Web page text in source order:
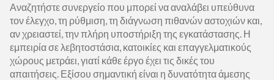
Αναζητήστε συνεργείο που μπορεί να αναλάβει υπεύθυνα
τον έλεγχο, τη ρύθμιση, τη διάγνωση πιθανών αστοχιών και,
αν χρειαστεί, την πλήρη υποστήριξη της εγκατάστασης. Η
εμπειρία σε λεβητοστάσια, κατοικίες και επαγγελματικούς
χώρους μετράει, γιατί κάθε έργο έχει τις δικές του
απαιτήσεις. Εξίσου σημαντική είναι η δυνατότητα άμεσης